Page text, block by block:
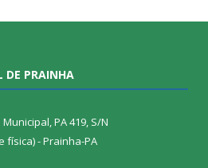
DE PRAINHA
PA 419, S/N
física) - Prainha-PA